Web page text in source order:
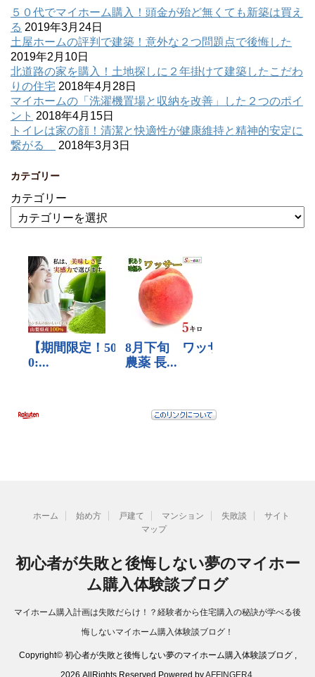
５０代でマイホーム購入！頭金が殆ど無くても新築は買え
る 2019年3月24日
土屋ホームの評判で建築！意外な２つ問題点で後悔した
2019年2月10日
北道路の家を購入！土地探しに２年掛けて建築したこだわ
りの住宅 2018年4月28日
マイホームの「洗濯機置場と収納を改善」した２つのポイ
ント 2018年4月15日
トイレは家の顔！清潔と快適性が健康維持と精神的安定に
繋がる
2018年3月3日
カテゴリー
カテゴリー
ホーム 始め方 戸建て マンション 失敗談
サイト
マップ
初心者が失敗と後悔しない夢のマイホー
ム購入体験談ブログ
マイホーム購入計画は失敗だらけ！？経験者から住宅購入の秘訣が学べる後
悔しないマイホーム購入体験談ブログ！
Copyright© 初心者が失敗と後悔しない夢のマイホーム購入体験談ブログ ,